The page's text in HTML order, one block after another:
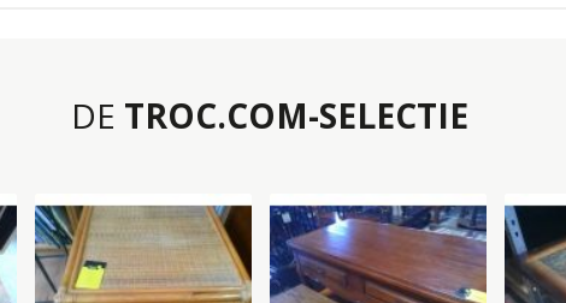
DE TROC.COM-SELECTIE